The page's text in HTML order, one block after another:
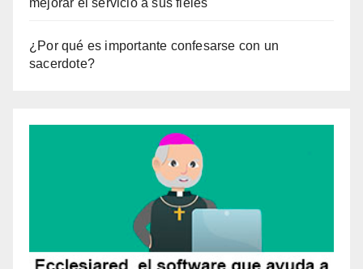
¿Por qué es importante confesarse con un
sacerdote?